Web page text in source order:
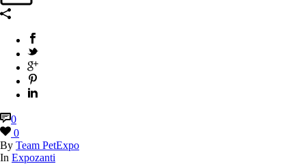
0
0
By Team PetExpo
In Expozanti